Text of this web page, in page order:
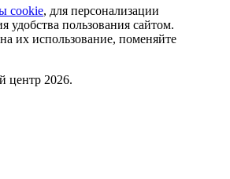
cookie, для персонализации
удобства пользования сайтом.
их использование, поменяйте
центр 2026.